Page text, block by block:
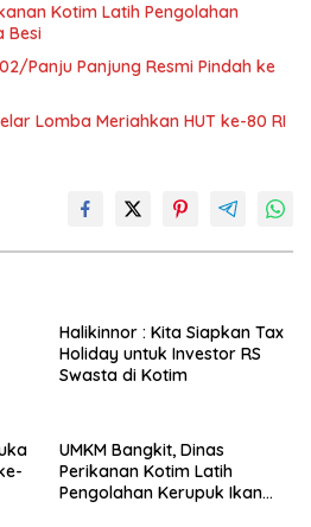
Kotim Latih Pengolahan
Besi
Panju Panjung Resmi Pindah ke
Lomba Meriahkan HUT ke-80 RI
Halikinnor : Kita Siapkan Tax
Holiday untuk Investor RS
Swasta di Kotim
UMKM Bangkit, Dinas
Perikanan Kotim Latih
Pengolahan Kerupuk Ikan